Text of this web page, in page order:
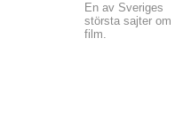
En av Sveriges
största sajter om
film.